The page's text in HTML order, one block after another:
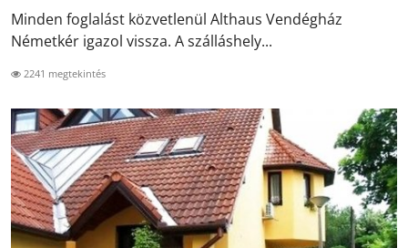
Minden foglalást közvetlenül Althaus Vendégház
Németkér igazol vissza. A szálláshely...
2241 megtekintés